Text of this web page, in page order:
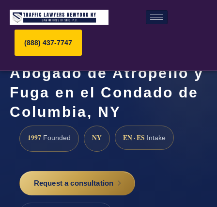
(888) 437-7747
Abogado de Atropello y
Fuga en el Condado de
Columbia, NY
1997 Founded NY EN · ES Intake
Request a consultation